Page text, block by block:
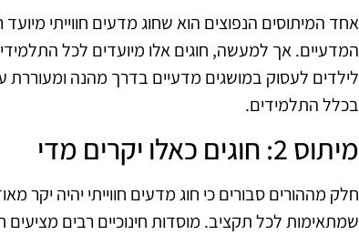
אחד המיתוסים הנפוצים הוא שחוג מדעים חווייתי
המדעיים. אך למעשה, חוגים אלו מיועדים לכל
לילדים לעסוק במושגים מדעיים בדרך מהנה ומעוררת
בכלל התלמידים.
מיתוס 2: חוגים כאלו יקרים מדי
חלק מההורים סבורים כי חוג מדעים חווייתי יהיה יקר
שמתאימות לכל תקציב. מוסדות חינוכיים רבים